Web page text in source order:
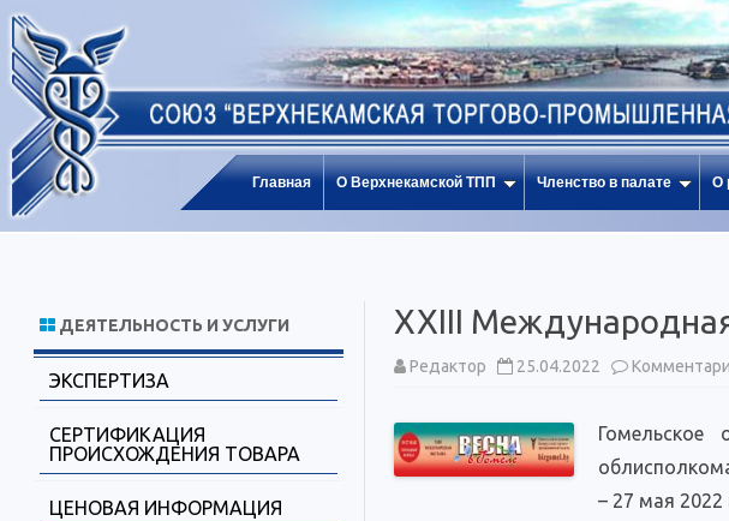
Главная О Верхнекамской ТПП Членство в палате О
XXIII
Редактор 25.04.2022
Гомельское
– 27 мая
ДЕЯТЕЛЬНОСТЬ И УСЛУГИ
ЭКСПЕРТИЗА
СЕРТИФИКАЦИЯ
ПРОИСХОЖДЕНИЯ ТОВАРА
ЦЕНОВАЯ ИНФОРМАЦИЯ